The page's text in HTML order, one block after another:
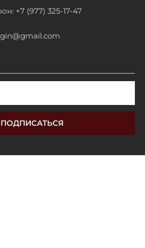
+7 (977) 325-17-47
ПОДПИСАТЬСЯ